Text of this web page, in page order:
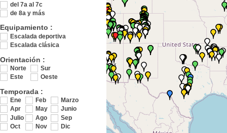
del 7a al 7c
de 8a y más
Equipamiento :
Escalada deportiva
Escalada clásica
Orientación :
Norte
Sur
Este
Oeste
Temporada :
Ene Feb
Marzo
Apr
May
Junio
Julio
Ago
Sep
Oct
Nov
Dic